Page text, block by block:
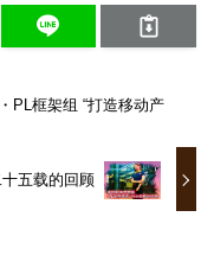
PL框架组 “打造移动产
五载的回顾